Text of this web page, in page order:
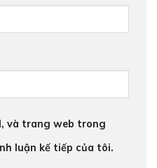
và trang web trong
luận kế tiếp của tôi.